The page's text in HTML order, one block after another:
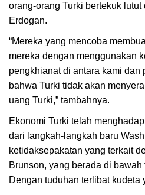
orang-orang Turki bertekuk lutut
Erdogan.
“Mereka yang mencoba
mereka dengan menggunakan
pengkhianat di antara kami dan
bahwa Turki tidak akan
uang Turki,” tambahnya.
Ekonomi Turki telah
dari langkah-langkah baru
ketidaksepakatan yang terkait
Brunson, yang berada di
Dengan tuduhan terlibat kudeta